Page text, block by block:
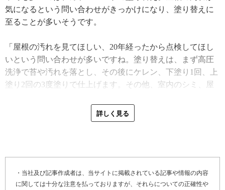
気になるという問い合わせがきっかけになり、塗り替えに
至ることが多いそうです。
「屋根の汚れを見てほしい、20年経ったから点検してほし
いという問い合わせが多いですね。塗り替えは、まず高圧
洗浄で苔や汚れを落とし、その後にケレン、下塗り1回、上
塗り2回の3度塗りで仕上げます。その他、室内のシミ、屋
す。屋根の形状でだいたい雨漏りしやすい場所はわかるの
で、屋根と天井裏の点検をすれば、だいたいの原因は見当
また、ビルやマンションは屋上防水の問い合わせが多く、
相談のきっかけは雨漏りが原因であることが大半です。シ
詳しく見る
・当社及び記事作成者は、当サイトに掲載されている記事や情報の内容
に関しては十分な注意を払っておりますが、それらについての正確性や